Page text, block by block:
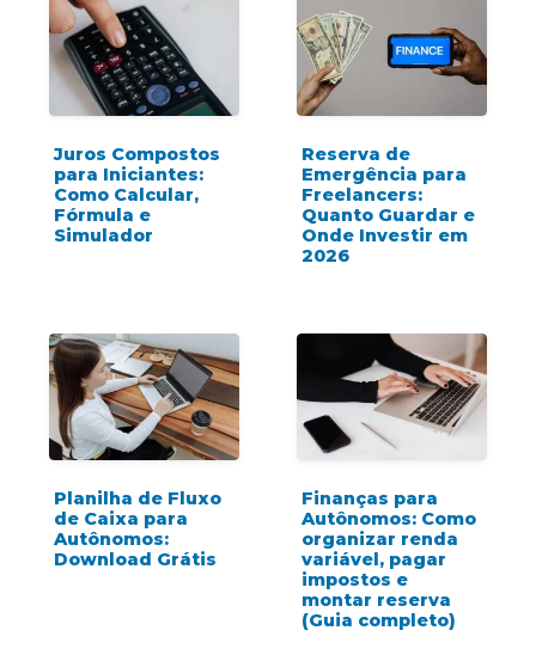
Juros Compostos
para Iniciantes:
Como Calcular,
Fórmula e
Simulador
Reserva de
Emergência para
Freelancers:
Quanto Guardar e
Onde Investir em
2026
Planilha de Fluxo
de Caixa para
Autônomos:
Download Grátis
Finanças para
Autônomos: Como
organizar renda
variável, pagar
impostos e
montar reserva
(Guia completo)